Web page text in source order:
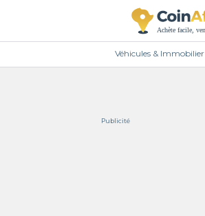
Véhicules & Immobilier
Publicité